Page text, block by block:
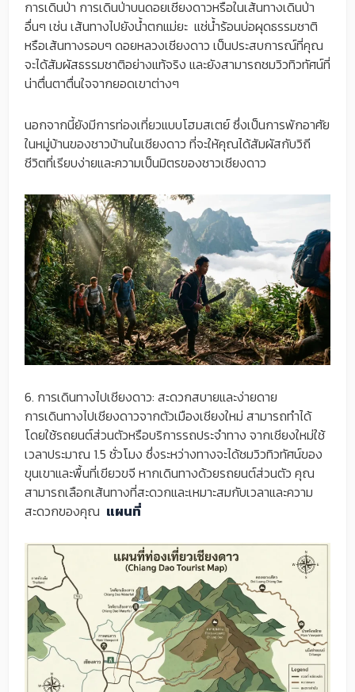
การเดินป่า การเดินป่าบนดอยเชียงดาวหรือในเส้นทางเดินป่า
อื่นๆ เช่น เส้นทางไปยังน้ำตกแม่ยะ แช่น้ำร้อนบ่อผุดธรรมชาติ
หรือเส้นทางรอบๆ ดอยหลวงเชียงดาว เป็นประสบการณ์ที่คุณ
จะได้สัมผัสธรรมชาติอย่างแท้จริง และยังสามารถชมวิวทิวทัศน์ที่
น่าตื่นตาตื่นใจจากยอดเขาต่างๆ
นอกจากนี้ยังมีการท่องเที่ยวแบบโฮมสเตย์ ซึ่งเป็นการพักอาศัย
ในหมู่บ้านของชาวบ้านในเชียงดาว ที่จะให้คุณได้สัมผัสกับวิถี
ชีวิตที่เรียบง่ายและความเป็นมิตรของชาวเชียงดาว
6. การเดินทางไปเชียงดาว: สะดวกสบายและง่ายดาย
การเดินทางไปเชียงดาวจากตัวเมืองเชียงใหม่ สามารถทำได้
โดยใช้รถยนต์ส่วนตัวหรือบริการรถประจำทาง จากเชียงใหม่ใช้
เวลาประมาณ 1.5 ชั่วโมง ซึ่งระหว่างทางจะได้ชมวิวทิวทัศน์ของ
ขุนเขาและพื้นที่เขียวขจี หากเดินทางด้วยรถยนต์ส่วนตัว คุณ
สามารถเลือกเส้นทางที่สะดวกและเหมาะสมกับเวลาและความ
สะดวกของคุณ แผนที่